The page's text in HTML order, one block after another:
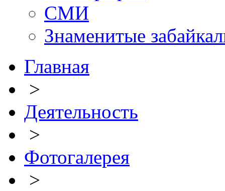
СМИ
Знаменитые
Главная
>
Деятельность
>
Фотогалерея
>